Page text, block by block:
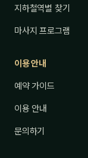
지하철역별 찾기
마사지 프로그램
이용 안내
예약 가이드
이용 안내
문의하기